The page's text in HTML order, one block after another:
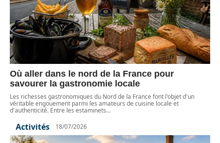
Où aller dans le nord de la France pour
savourer la gastronomie locale
Les richesses gastronomiques du Nord de la France font l'objet d'un
véritable engouement parmi les amateurs de cuisine locale et
d'authenticité. Entre les estaminets…
Activités 18/07/2026